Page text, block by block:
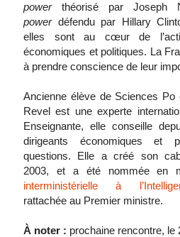
powerthéorisé par Joseph
powerdéfendu par Hillary
elles sont au cœur de
économiques et politiques. La
à prendre conscience de leur
Ancienne élève de Sciences Po
Revel est une experte
Enseignante, elle conseille
dirigeants économiques et
questions. Elle a créé son
2003, et a été nommée en
interministérielle à
rattachée au Premier ministre.
À noter : prochaine rencontre, le